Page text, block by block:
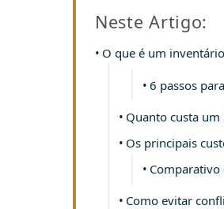
Neste Artigo:
O que é um
6 passos
Quanto custa um
Os principais
Comparativo
Como evitar